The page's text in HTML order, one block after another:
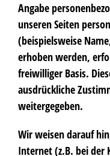
Angabe
unseren Seiten
(beispielsweise
erhoben werden,
freiwilliger Basis.
ausdrückliche
weitergegeben.
Wir weisen darauf
Internet (z.B. bei der